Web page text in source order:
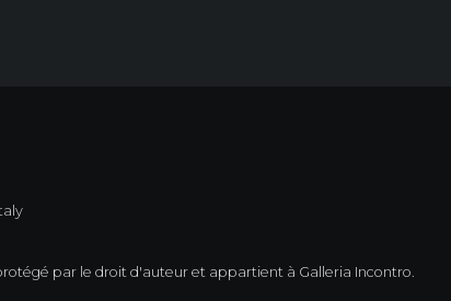
par le droit d'auteur et appartient à Galleria Incontro.